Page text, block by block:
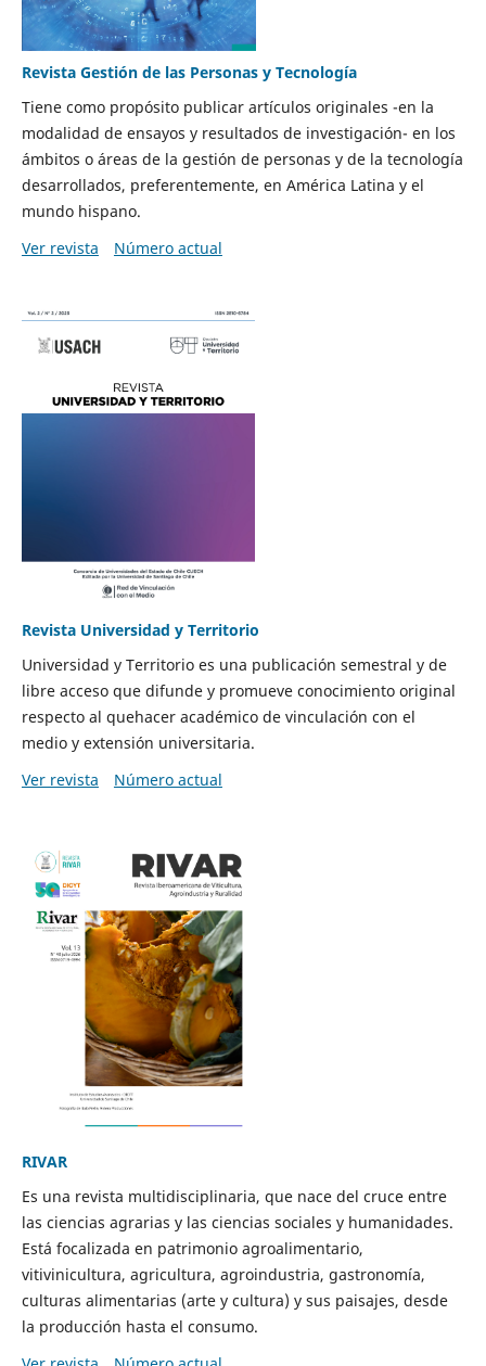
Revista Gestión de las Personas y Tecnología
Tiene como propósito publicar artículos originales -en la
modalidad de ensayos y resultados de investigación- en los
ámbitos o áreas de la gestión de personas y de la tecnología
desarrollados, preferentemente, en América Latina y el
mundo hispano.
Ver revista
Número actual
Revista Universidad y Territorio
Universidad y Territorio es una publicación semestral y de
libre acceso que difunde y promueve conocimiento original
respecto al quehacer académico de vinculación con el
medio y extensión universitaria.
Ver revista
Número actual
RIVAR
Es una revista multidisciplinaria, que nace del cruce entre
las ciencias agrarias y las ciencias sociales y humanidades.
Está focalizada en patrimonio agroalimentario,
vitivinicultura, agricultura, agroindustria, gastronomía,
culturas alimentarias (arte y cultura) y sus paisajes, desde
la producción hasta el consumo.